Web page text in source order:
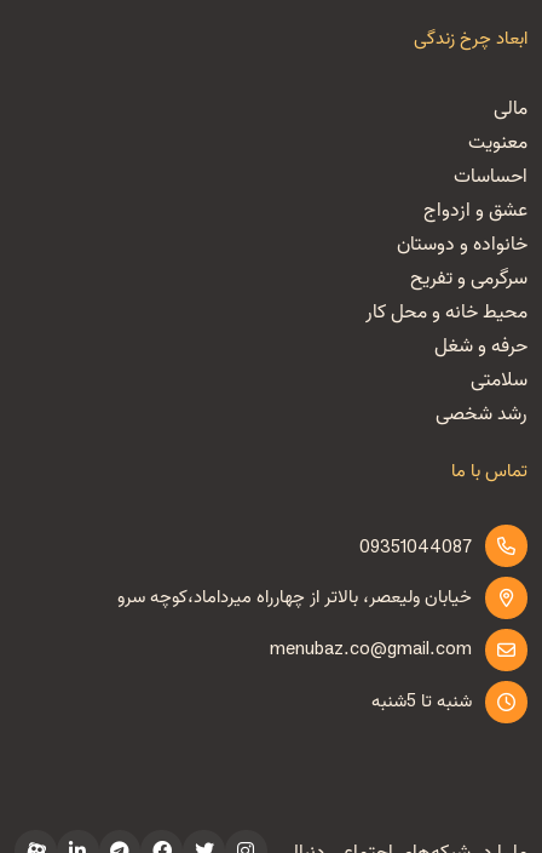
ابعاد چرخ زندگی
مالی
معنویت
احساسات
عشق و ازدواج
خانواده و دوستان
سرگرمی و تفریح
محیط خانه و محل کار
حرفه و شغل
سلامتی
رشد شخصی
تماس با ما
09351044087
خیابان ولیعصر، بالاتر از چهارراه میرداماد،کوچه سرو
menubaz.co@gmail.com
شنبه تا 5شنبه